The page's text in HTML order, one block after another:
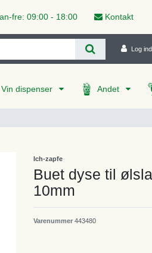
fre: 09:00 - 18:00 Kontakt
Log ind
Vin dispenser Andet
Ich-zapfe
Buet dyse til
10mm
Varenummer 443480